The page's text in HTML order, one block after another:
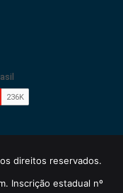
direitos reservados.
Inscrição estadual nº